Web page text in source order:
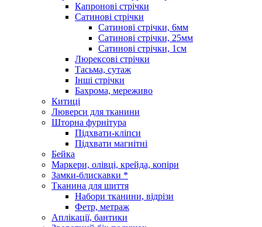
Капронові стрічки
Сатинові стрічки
Сатинові стрічки, 6мм
Сатинові стрічки, 25мм
Сатинові стрічки, 1см
Люрексові стрічки
Тасьма, сутаж
Інші стрічки
Бахрома, мереживо
Китиці
Люверси для тканини
Шторна фурнітура
Підхвати-кліпси
Підхвати магнітні
Бейка
Маркери, олівці, крейда, копіри
Замки-блискавки *
Тканина для шиття
Набори тканини, відрізи
Фетр, метраж
Аплікації, бантики